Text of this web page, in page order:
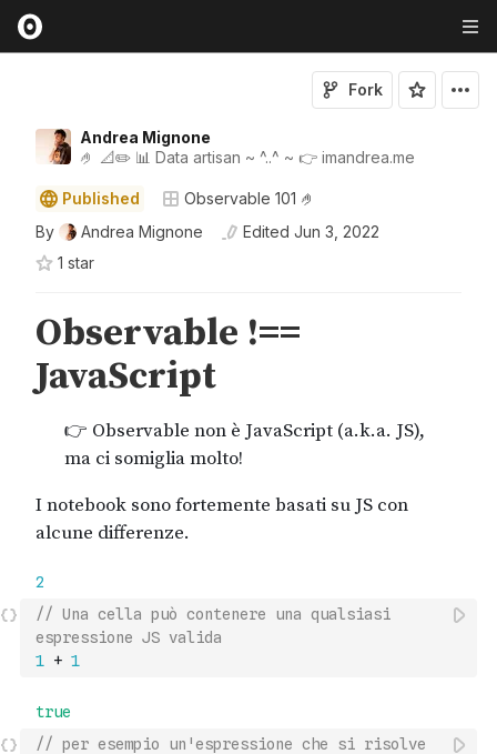
Andrea Mignone
🤌 📐✏️ 📊 Data artisan ~ ^..^ ~ 👉 imandrea.me
Fork
Published
Observable 101 🤌
By
Andrea Mignone Edited Jun 3, 2022
1 star
// Una cella può contenere una qualsiasi
espressione JS valida
1 + 1
// per esempio un'espressione che si risolve